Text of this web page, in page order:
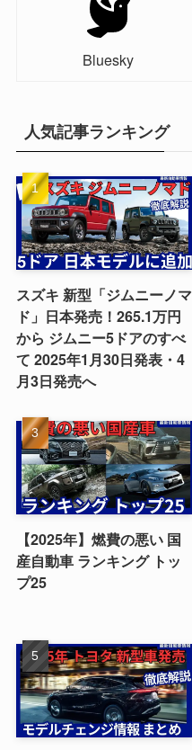
Bluesky
人気記事ランキング
スズキ 新型「ジムニーノマ
ド」日本発売！265.1万円
から ジムニー5ドアのすべ
て 2025年1月30日発表・4
月3日発売へ
【2025年】燃費の悪い 国
産自動車 ランキング トッ
プ25